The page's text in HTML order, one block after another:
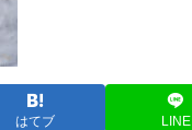
はてブ LINE